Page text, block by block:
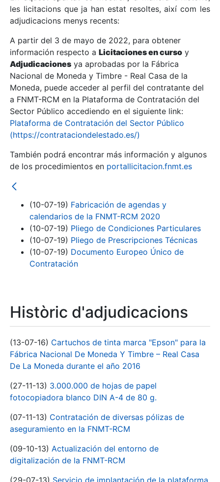
Mostra/Amaga
Mostra/Amaga
les licitacions que ja han estat resoltes, així com les
adjudicacions menys recents:
A partir del 3 de mayo de 2022, para obtener
información respecto a Licitaciones en curso y
Adjudicaciones ya aprobadas por la Fábrica
Nacional de Moneda y Timbre - Real Casa de la
Moneda, puede acceder al perfil del contratante del
a FNMT-RCM en la Plataforma de Contratación del
Sector Público accediendo en el siguiente link:
Plataforma de Contratación del Sector Público
(https://contrataciondelestado.es/)
También podrá encontrar más información y algunos
de los procedimientos en portallicitacion.fnmt.es
(10-07-19) Fabricación de agendas y
calendarios de la FNMT-RCM 2020
(10-07-19) Pliego de Condiciones Particulares
(10-07-19) Pliego de Prescripciones Técnicas
(10-07-19) Documento Europeo Único de
Contratación
Històric d'adjudicacions
(13-07-16) Cartuchos de tinta marca "Epson" para la
Fábrica Nacional De Moneda Y Timbre – Real Casa
De La Moneda durante el año 2016
(27-11-13) 3.000.000 de hojas de papel
fotocopiadora blanco DIN A-4 de 80 g.
(07-11-13) Contratación de diversas pólizas de
aseguramiento en la FNMT-RCM
(09-10-13) Actualización del entorno de
digitalización de la FNMT-RCM